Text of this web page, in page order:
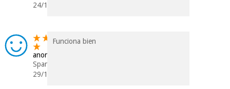
24/11/2023
anonym
Spanien
29/10/2023
Funciona bien